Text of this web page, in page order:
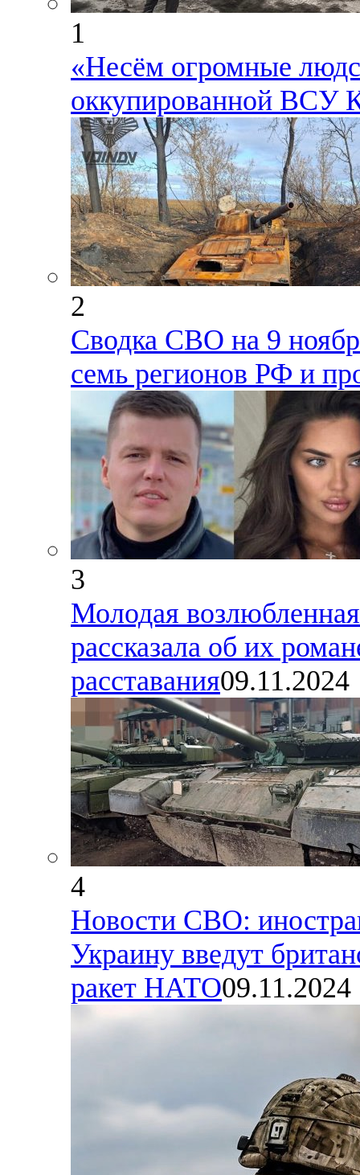
1
«Несём огромные
оккупированной ВСУ
2
Сводка СВО на 9
семь регионов РФ и
3
Молодая
рассказала об их
расставания09.11.2024
4
Новости СВО:
Украину введут
ракет НАТО09.11.2024